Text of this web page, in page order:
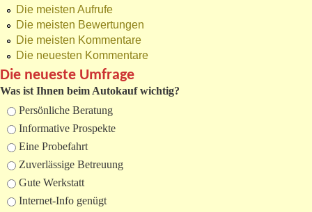
Die meisten Aufrufe
Die meisten Bewertungen
Die meisten Kommentare
Die neuesten Kommentare
Die neueste Umfrage
Was ist Ihnen beim Autokauf wichtig?
Auswahlmöglichkeiten
Persönliche Beratung
Informative Prospekte
Eine Probefahrt
Zuverlässige Betreuung
Gute Werkstatt
Internet-Info genügt